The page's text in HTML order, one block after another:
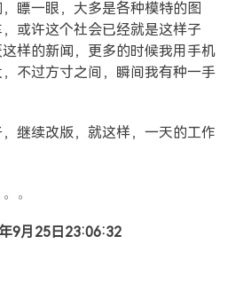
瞟一眼，大多是各种模特的图
或许这个社会已经就是这样子
样的新闻，更多的时候我用手机
，不过方寸之间，瞬间我有种一手
继续改版，就这样，一天的工作
。
9月25日23:06:32